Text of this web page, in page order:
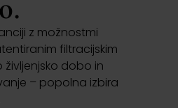
z možnostmi
filtracijskim
dobo in
– popolna izbira